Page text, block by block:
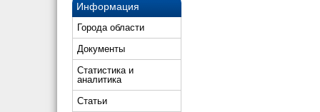
Информация
Города области
Документы
Статистика и
аналитика
Статьи